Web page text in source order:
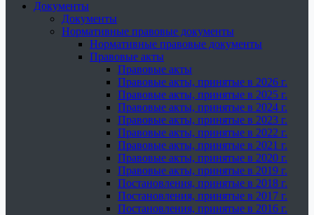
Документы
Документы
Нормативные правовые документы
Нормативные правовые документы
Правовые акты
Правовые акты
Правовые акты, принятые в 2026 г.
Правовые акты, принятые в 2025 г.
Правовые акты, принятые в 2024 г.
Правовые акты, принятые в 2023 г.
Правовые акты, принятые в 2022 г.
Правовые акты, принятые в 2021 г.
Правовые акты, принятые в 2020 г.
Правовые акты, принятые в 2019 г.
Постановления, принятые в 2018 г.
Постановления, принятые в 2017 г.
Постановления, принятые в 2016 г.